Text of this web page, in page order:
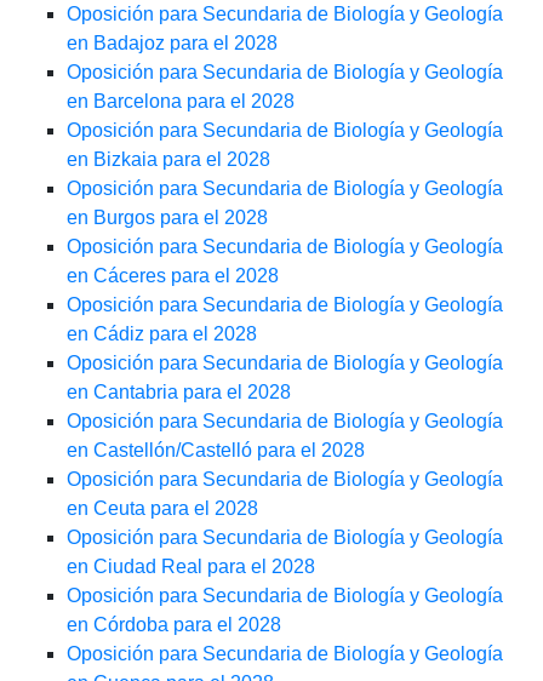
Oposición para Secundaria de Biología y Geología
en Badajoz para el 2028
Oposición para Secundaria de Biología y Geología
en Barcelona para el 2028
Oposición para Secundaria de Biología y Geología
en Bizkaia para el 2028
Oposición para Secundaria de Biología y Geología
en Burgos para el 2028
Oposición para Secundaria de Biología y Geología
en Cáceres para el 2028
Oposición para Secundaria de Biología y Geología
en Cádiz para el 2028
Oposición para Secundaria de Biología y Geología
en Cantabria para el 2028
Oposición para Secundaria de Biología y Geología
en Castellón/Castelló para el 2028
Oposición para Secundaria de Biología y Geología
en Ceuta para el 2028
Oposición para Secundaria de Biología y Geología
en Ciudad Real para el 2028
Oposición para Secundaria de Biología y Geología
en Córdoba para el 2028
Oposición para Secundaria de Biología y Geología